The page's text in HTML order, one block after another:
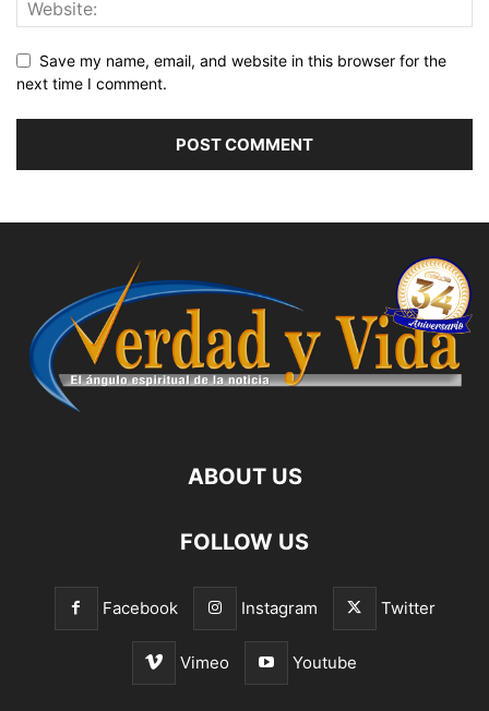
Save my name, email, and website in this browser for the
next time I comment.
ABOUT US
FOLLOW US
Facebook Instagram Twitter
Vimeo Youtube